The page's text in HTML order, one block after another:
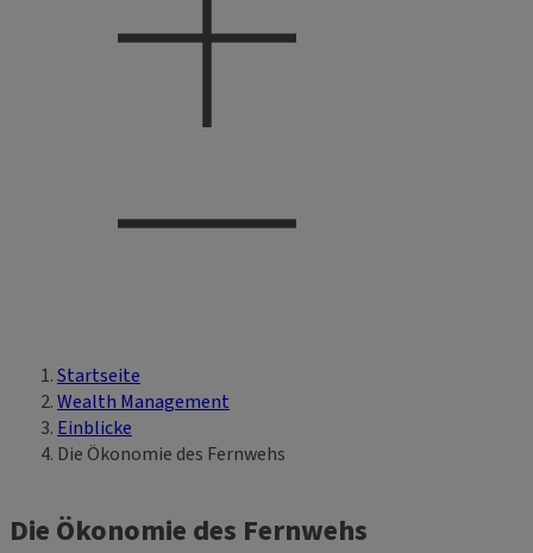
Sie sind hier
Startseite
Wealth Management
Einblicke
Die Ökonomie des Fernwehs
Die Ökonomie des Fernwehs